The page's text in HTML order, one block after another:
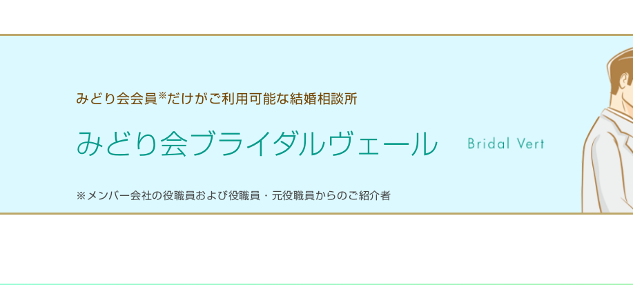
みどり会会員 ※だけがご利用可能な結婚相談所
みどり会ブライダルヴェール
※メンバー会社の役職員および役職員・元役職員からのご紹介者